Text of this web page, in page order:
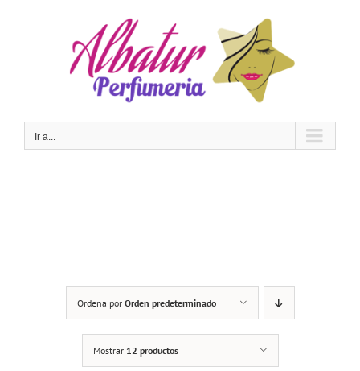
Ir a...
Ordena por Orden predeterminado
Mostrar 12 productos